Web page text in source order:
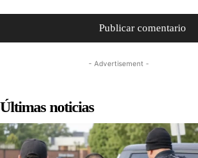
- Advertisement -
Últimas noticias